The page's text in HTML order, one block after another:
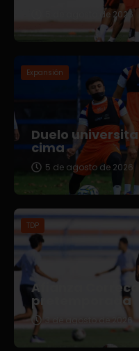
5 de agosto de 2026
Expansión
Duelo
cima
5 de agosto de 2026
TDP
Afianza
pretemporada
3 de agosto de 2026